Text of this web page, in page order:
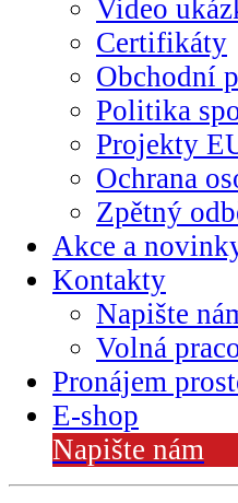
Video
Certifikáty
Obchodní
Politika
Projekty
Ochrana
Zpětný
Akce a
Kontakty
Napište
Volná
Pronájem
E-shop
Napište nám